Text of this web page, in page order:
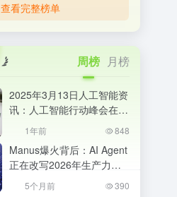
查看完整榜单
周榜 月榜
2025年3月13日人工智能资
讯：人工智能行动峰会在巴
黎成功举办
1年前 848
Manus爆火背后：AI Agent
正在改写2026年生产力格
局，普通人该如何抓住机
5个月前 390